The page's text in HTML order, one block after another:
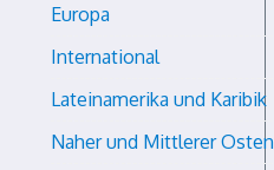
Europa
International
Lateinamerika und Karibik
Naher und Mittlerer Osten